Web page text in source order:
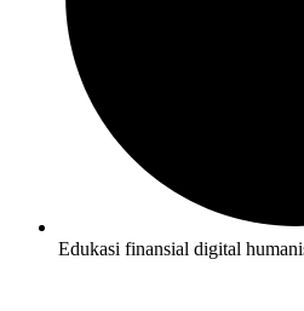
Edukasi finansial digital